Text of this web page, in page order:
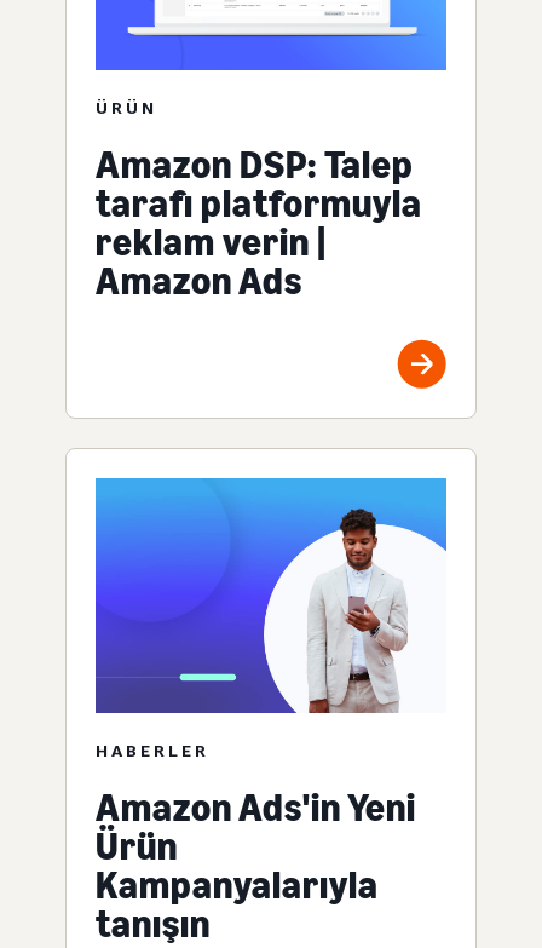
ÜRÜN
Amazon DSP: Talep
tarafı platformuyla
reklam verin |
Amazon Ads
HABERLER
Amazon Ads'in Yeni
Ürün
Kampanyalarıyla
tanışın